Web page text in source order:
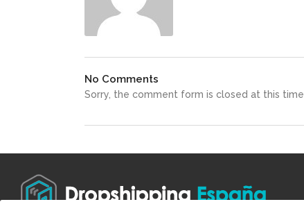
No Comments
Sorry, the comment form is closed at this time.